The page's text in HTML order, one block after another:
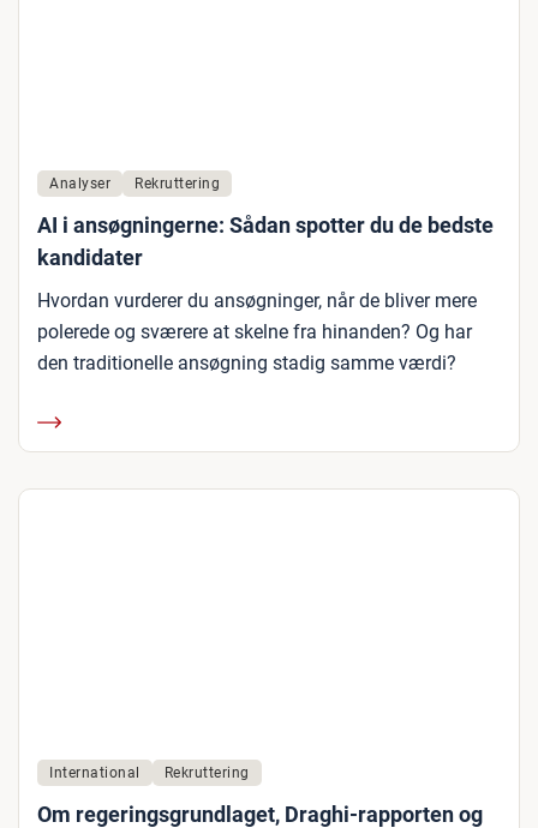
Analyser Rekruttering
AI i ansøgningerne: Sådan spotter du de bedste
kandidater
Hvordan vurderer du ansøgninger, når de bliver mere
polerede og sværere at skelne fra hinanden? Og har
den traditionelle ansøgning stadig samme værdi?
International Rekruttering
Om regeringsgrundlaget, Draghi-rapporten og